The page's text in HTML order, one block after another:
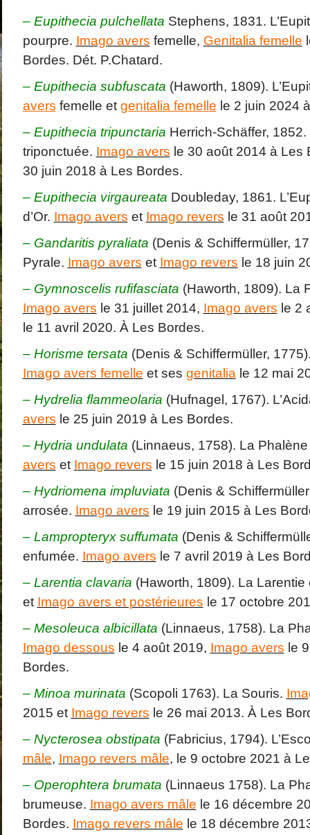
– Eupithecia pulchellata Stephens, 1831.
pourpre. Imago avers femelle, Genitalia femelle
Bordes. Dét. P.Chatard.
– Eupithecia subfuscata (Haworth, 1809).
avers femelle et genitalia femelle le 2 juin 2024
– Eupithecia tripunctaria Herrich-Schäffer, 1852.
triponctuée. Imago avers le 30 août 2014 à Les
30 juin 2018 à Les Bordes.
– Eupithecia virgaureata Doubleday, 1861.
d’Or. Imago avers et Imago revers le 31 août
– Gandaritis pyraliata (Denis & Schiffermüller,
Pyrale. Imago avers et Imago revers le 18 juin
– Gymnoscelis rufifasciata (Haworth, 1809). La
Imago avers le 31 juillet 2014, Imago avers le 2
le 11 avril 2020. À Les Bordes.
– Horisme tersata (Denis & Schiffermüller,
Imago avers femelle et ses genitalia le 12 mai
– Hydrelia flammeolaria (Hufnagel, 1767).
avers le 25 juin 2019 à Les Bordes.
– Hydria undulata (Linnaeus, 1758). La
avers et Imago revers le 15 juin 2018 à Les
– Hydriomena impluviata (Denis &
arrosée. Imago avers le 19 juin 2015 à Les
– Lampropteryx suffumata (Denis &
enfumée. Imago avers le 7 avril 2019 à Les
– Larentia clavaria (Haworth, 1809). La
et Imago avers et postérieures le 17 octobre
– Mesoleuca albicillata (Linnaeus, 1758). La
Imago dessous le 4 août 2019, Imago avers le
Bordes.
– Minoa murinata (Scopoli 1763). La Souris.
2015 et Imago revers le 26 mai 2013. À Les
– Nycterosea obstipata (Fabricius, 1794).
mâle, Imago revers mâle, le 9 octobre 2021 à
– Operophtera brumata (Linnaeus 1758). La
brumeuse. Imago avers mâle le 16 décembre
Bordes. Imago revers mâle le 18 décembre